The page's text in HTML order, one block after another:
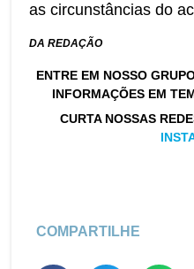
as circunstâncias do
DA REDAÇÃO
ENTRE EM NOSSO
INFORMAÇÕES EM
CURTA NOSSAS
COMPARTILHE